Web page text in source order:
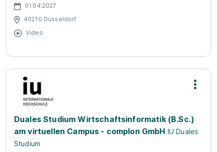
01.04.2027
40210 Düsseldorf
Video
Duales Studium Wirtschaftsinformatik (B.Sc.)
am virtuellen Campus - complon GmbH IU Duales
Studium